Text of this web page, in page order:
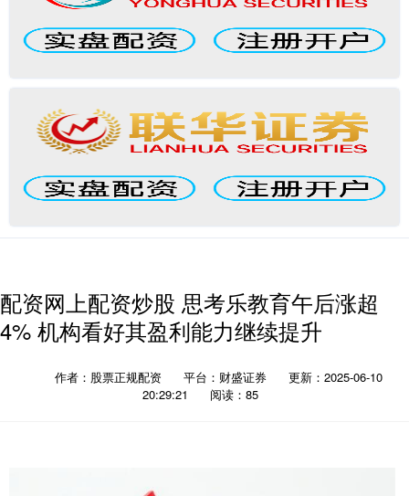
配资网上配资炒股 思考乐教育午后涨超
4% 机构看好其盈利能力继续提升
作者：股票正规配资 平台：财盛证券
更新：2025-06-10
20:29:21
阅读：85